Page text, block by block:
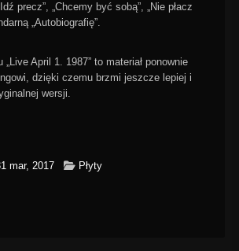
precz”, „Chcemy być sobą”, „Nie płacz
„Autobiografię”.
„Live April 1. 1987” to materiał ponownie
dzięki czemu brzmi jeszcze lepiej i
wersji.
mar, 2017 Płyty